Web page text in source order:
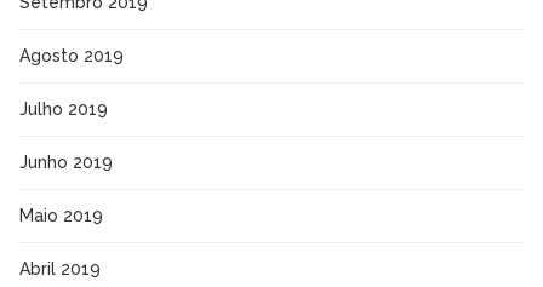
Agosto 2019
Julho 2019
Junho 2019
Maio 2019
Abril 2019